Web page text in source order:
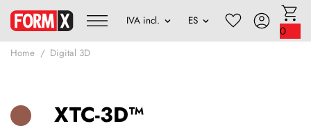
0
Home Digital 3D
XTC-3D™